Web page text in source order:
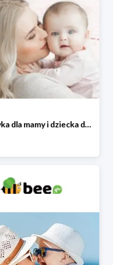
Wyprawka dla mamy i dziecka do -25%